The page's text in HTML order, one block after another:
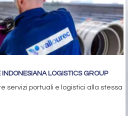
LOGISTICS GROUP
servizi portuali e logistici alla stessa